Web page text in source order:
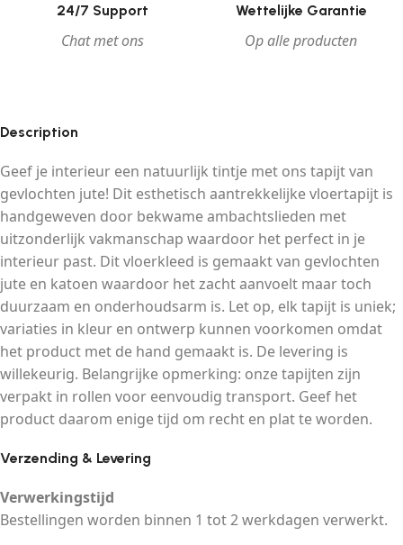
24/7 Support
Chat met ons
Wettelijke Garantie
Op alle producten
Description
Geef je interieur een natuurlijk tintje met ons tapijt van
gevlochten jute! Dit esthetisch aantrekkelijke vloertapijt is
handgeweven door bekwame ambachtslieden met
uitzonderlijk vakmanschap waardoor het perfect in je
interieur past. Dit vloerkleed is gemaakt van gevlochten
jute en katoen waardoor het zacht aanvoelt maar toch
duurzaam en onderhoudsarm is. Let op, elk tapijt is uniek;
variaties in kleur en ontwerp kunnen voorkomen omdat
het product met de hand gemaakt is. De levering is
willekeurig. Belangrijke opmerking: onze tapijten zijn
verpakt in rollen voor eenvoudig transport. Geef het
product daarom enige tijd om recht en plat te worden.
Verzending & Levering
Verwerkingstijd
Bestellingen worden binnen 1 tot 2 werkdagen verwerkt.